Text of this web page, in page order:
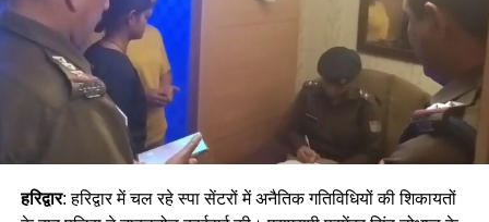
हरिद्वार: हरिद्वार में चल रहे स्पा सेंटरों में अनैतिक गतिविधियों की शिकायतों